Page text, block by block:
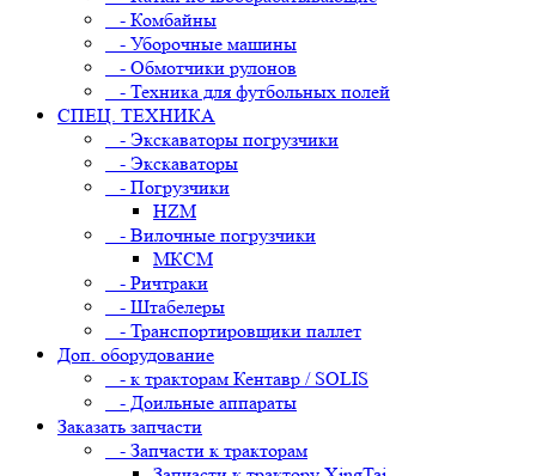
- Комбайны
- Уборочные машины
- Обмотчики рулонов
- Техника для футбольных полей
СПЕЦ. ТЕХНИКА
- Экскаваторы погрузчики
- Экскаваторы
- Погрузчики
HZM
- Вилочные погрузчики
МКСМ
- Ричтраки
- Штабелеры
- Транспортировщики паллет
Доп. оборудование
- к тракторам Кентавр / SOLIS
- Доильные аппараты
Заказать запчасти
- Запчасти к тракторам